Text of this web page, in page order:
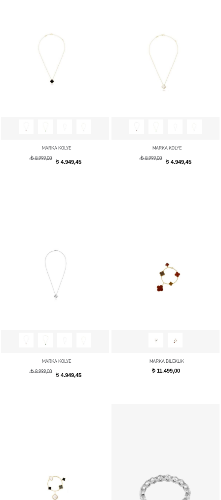
MARKA KOLYE
t8.999,00
t4.949,45
MARKA KOLYE
t8.999,00
t 4.949,45
MARKA KOLYE
t8.999,00
t4.949,45
MARKA BILEKLIK
t11.499,00